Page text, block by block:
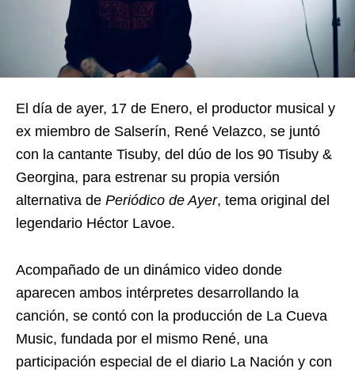
El día de ayer, 17 de Enero, el productor musical y
ex miembro de Salserín, René Velazco, se juntó
con la cantante Tisuby, del dúo de los 90 Tisuby &
Georgina, para estrenar su propia versión
alternativa de Periódico de Ayer, tema original del
legendario Héctor Lavoe.
Acompañado de un dinámico video donde
aparecen ambos intérpretes desarrollando la
canción, se contó con la producción de La Cueva
Music, fundada por el mismo René, una
participación especial de el diario La Nación y con